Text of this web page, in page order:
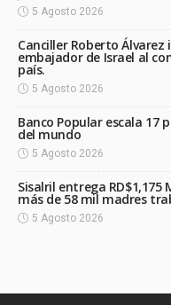
5 Agosto 2026
Canciller Roberto
embajador de Israel al
país.
5 Agosto 2026
Banco Popular escala 17
del mundo
5 Agosto 2026
Sisalril entrega RD$1,175
más de 58 mil madres
5 Agosto 2026